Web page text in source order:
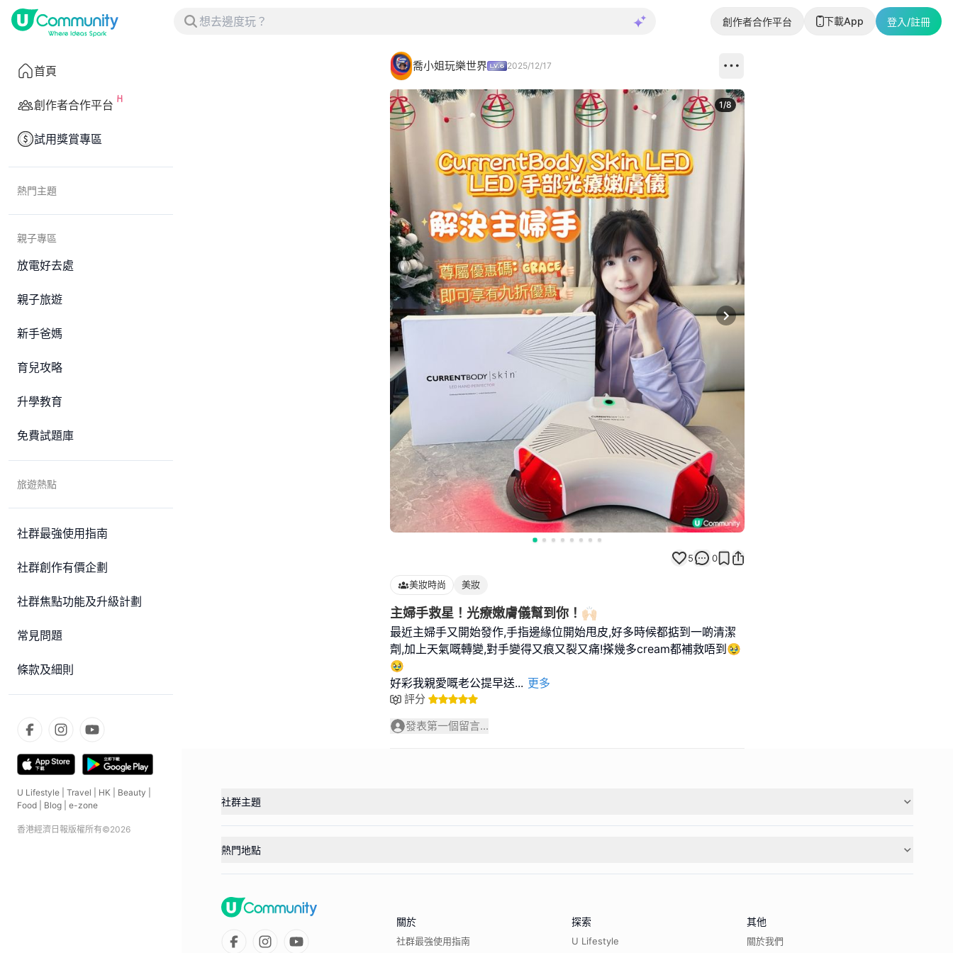
創作者合作平台 下載App 登入/註冊
首頁
創作者合作平台
試用獎賞專區
熱門主題
親子專區
放電好去處
親子旅遊
新手爸媽
育兒攻略
升學教育
免費試題庫
旅遊熱點
社群最強使用指南
社群創作有價企劃
社群焦點功能及升級計劃
常見問題
條款及細則
U Lifestyle Travel HK Beauty
Food
Blog e-zone
香港經濟日報版權所有©2026
喬小姐玩樂世界 2025/12/17
Next slide
1/8
5 0
美妝時尚 美妝
主婦手救星！光療嫩膚儀幫到你！🙌🏻
最近主婦手又開始發作,手指邊緣位開始甩皮,好多時候都掂到一啲清潔
劑,加上天氣嘅轉變,對手變得又痕又裂又痛!搽幾多cream都補救唔到🥹
🥹
好彩我親愛嘅老公提早送... 更多
評分
發表第一個留言...
社群主題
熱門地點
關於
社群最強使用指南
探索
U Lifestyle
其他
關於我們